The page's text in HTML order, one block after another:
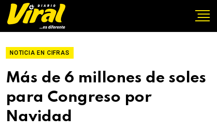
NOTICIA EN CIFRAS
Más de 6 millones de soles
para Congreso por
Navidad